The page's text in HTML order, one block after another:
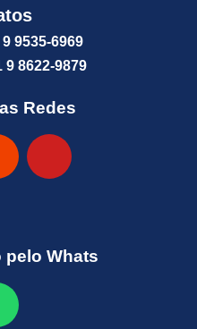
9535-6969
9 8622-9879
Redes
pelo Whats